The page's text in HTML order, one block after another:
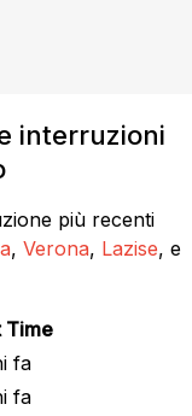
interruzioni
più recenti
, Verona, Lazise, e
Time
fa
fa